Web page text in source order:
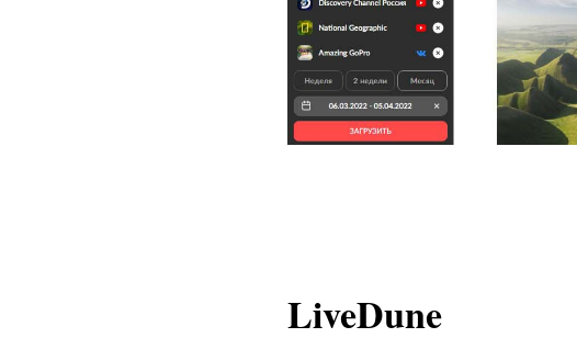
LiveDune